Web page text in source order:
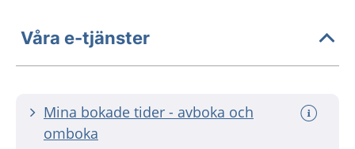
Våra e-tjänster
Mina bokade tider - avboka och
omboka